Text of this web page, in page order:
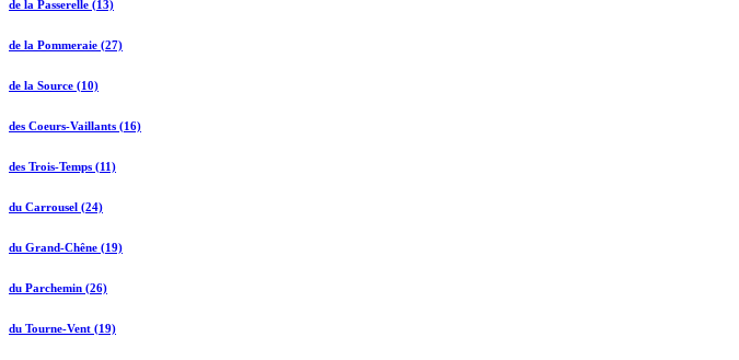
de la Passerelle (13)
de la Pommeraie (27)
de la Source (10)
des Coeurs-Vaillants (16)
des Trois-Temps (11)
du Carrousel (24)
du Grand-Chêne (19)
du Parchemin (26)
du Tourne-Vent (19)